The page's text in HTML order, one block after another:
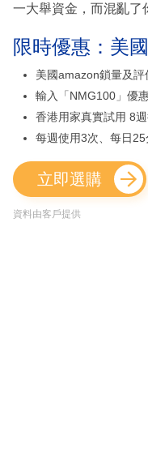
一大舉資金，而混亂了
限時優惠：美
美國amazon鎖量及評
輸入「NMG100」優
香港用家真實試用 8
每週使用3次、每日
立即選購
資料由客戶提供